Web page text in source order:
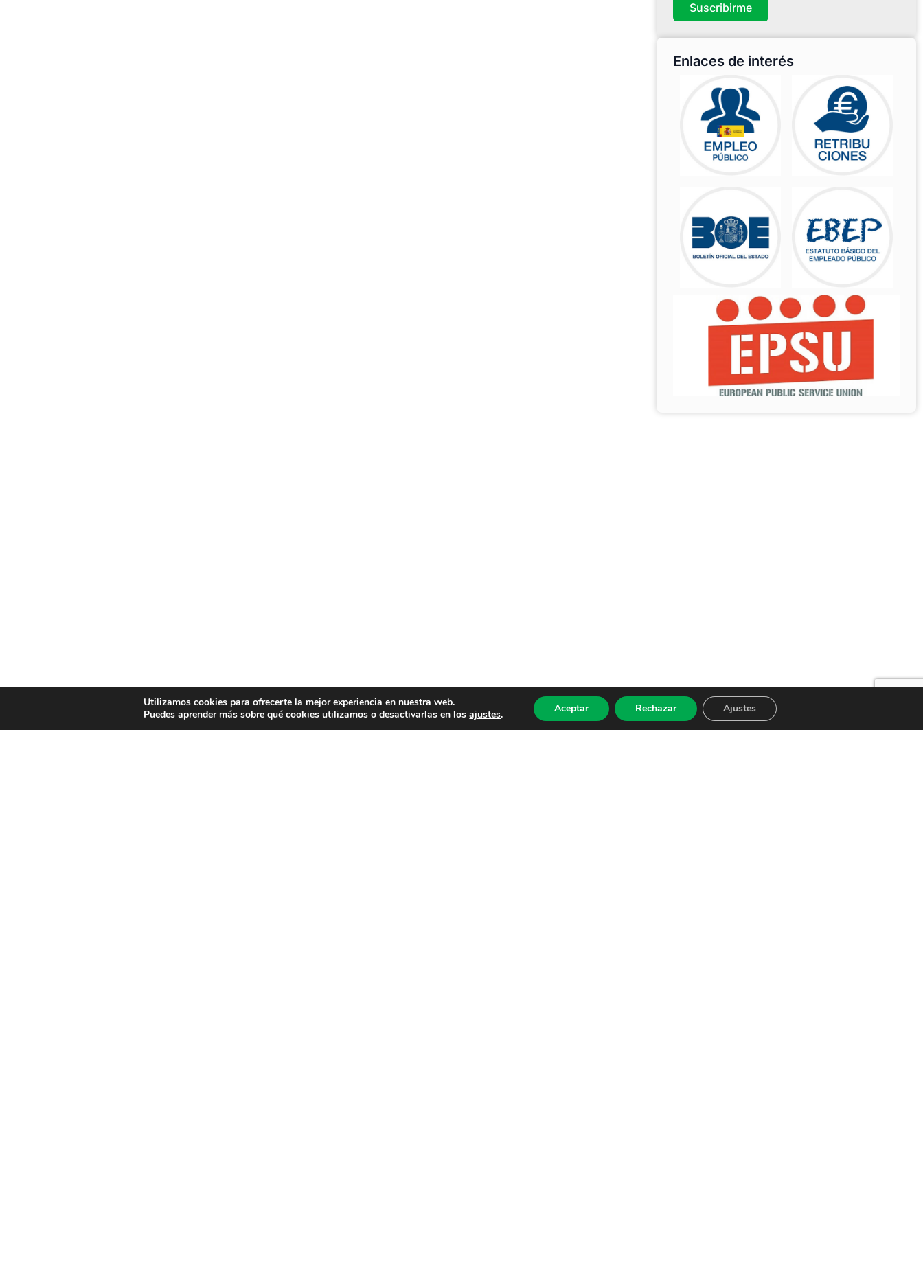
Suscribirme
Enlaces de interés
Utilizamos cookies para ofrecerte la mejor experiencia en nuestra web.
Puedes aprender más sobre qué cookies utilizamos o desactivarlas en losajustes. Aceptar Rechazar Ajustes